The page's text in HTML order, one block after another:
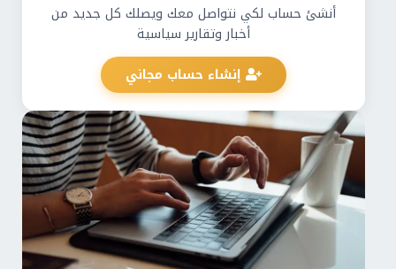
أنشئ حساب لكي نتواصل معك ويصلك كل جديد من
أخبار وتقارير سياسية
إنشاء حساب مجاني